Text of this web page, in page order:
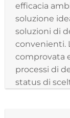
efficacia
soluzione
soluzioni di
convenienti.
comprovata
processi di
status di